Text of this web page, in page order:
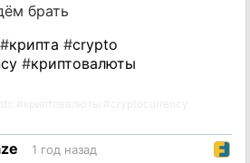
брать
#крипта #crypto
#криптовалюты
1 год назад